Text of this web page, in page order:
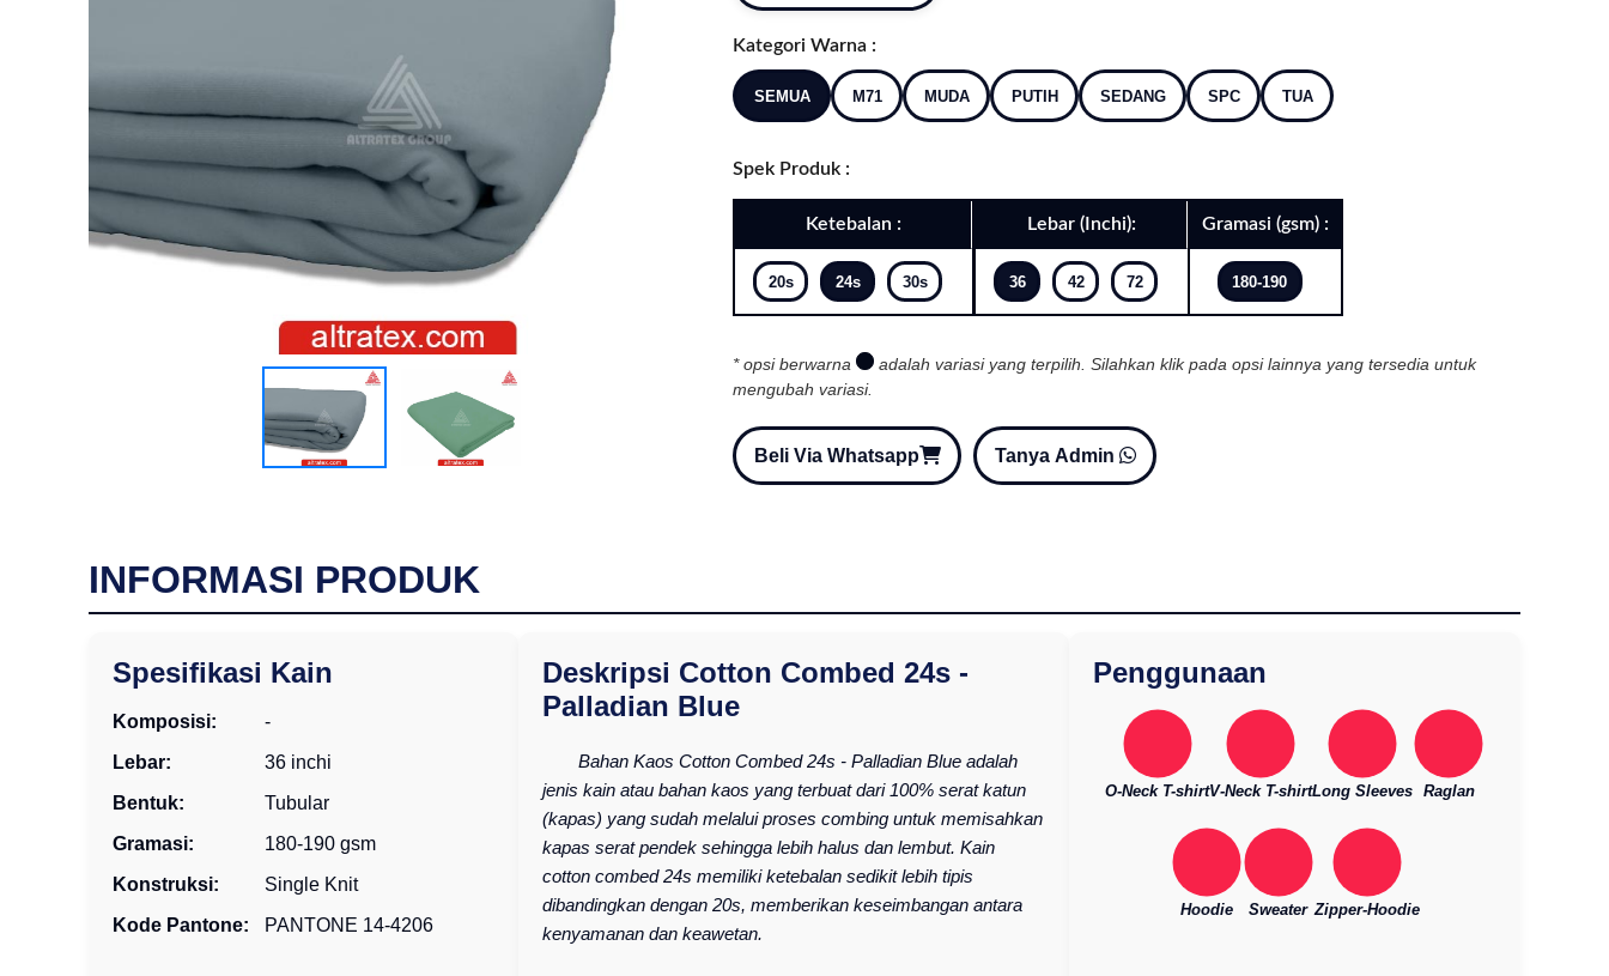
Kategori Warna :
SEMUA M71 MUDA PUTIH SEDANG SPC TUA
Spek Produk :
Ketebalan :
20s 24s 30s
Lebar (Inchi):
36 42 72
Gramasi (gsm) :
180-190
* opsi berwarna
adalah variasi yang terpilih. Silahkan klik pada opsi lainnya yang tersedia untuk
mengubah variasi.
Beli Via Whatsapp Tanya Admin
INFORMASI PRODUK
Spesifikasi Kain
Komposisi:
-
Lebar:
36 inchi
Bentuk:
Tubular
Gramasi:
180-190 gsm
Konstruksi:
Single Knit
Kode Pantone:
PANTONE 14-4206
Deskripsi Cotton Combed 24s -
Palladian Blue
Bahan Kaos Cotton Combed 24s - Palladian Blue adalah
jenis kain atau bahan kaos yang terbuat dari 100% serat katun
(kapas) yang sudah melalui proses combing untuk memisahkan
kapas serat pendek sehingga lebih halus dan lembut. Kain
cotton combed 24s memiliki ketebalan sedikit lebih tipis
dibandingkan dengan 20s, memberikan keseimbangan antara
kenyamanan dan keawetan.
Penggunaan
O-Neck T-shirtV-Neck T-shirtLong Sleeves Raglan
Hoodie Sweater Zipper-Hoodie